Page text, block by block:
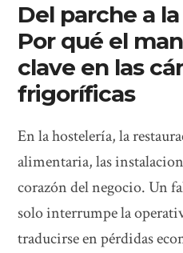
Del parche a
Por qué el
clave en las
frigoríficas
En la hostelería, la
alimentaria, las
corazón del negocio. Un
solo interrumpe la
traducirse en pérdidas